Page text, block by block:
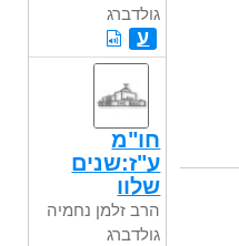
גולדברג
ע
חו"מ
ע"ז:שנים
שלוו
הרב זלמן נחמיה
גולדברג